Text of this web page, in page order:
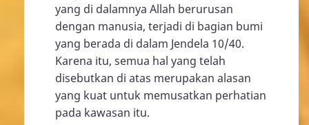
yang di dalamnya Allah berurusan
dengan manusia, terjadi di bagian bumi
yang berada di dalam Jendela 10/40.
Karena itu, semua hal yang telah
disebutkan di atas merupakan alasan
yang kuat untuk memusatkan perhatian
pada kawasan itu.